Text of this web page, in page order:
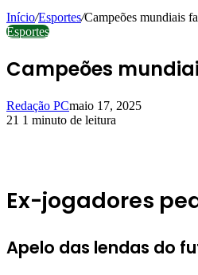
Início/Esportes/Campeões mundiais
Esportes
Campeões
Redação PCmaio 17, 2025
21 1 minuto de leitura
Ex-jogadores
Apelo das lendas do